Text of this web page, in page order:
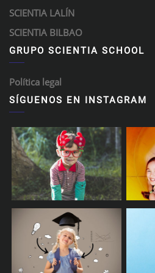
SCIENTIA LALÍN
SCIENTIA BILBAO
GRUPO SCIENTIA SCHOOL
Política legal
SÍGUENOS EN INSTAGRAM